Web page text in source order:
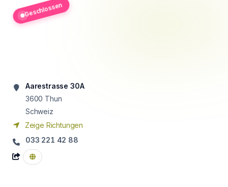
Geschlossen
Aarestrasse 30A
3600 Thun
Schweiz
Zeige Richtungen
033 221 42 88